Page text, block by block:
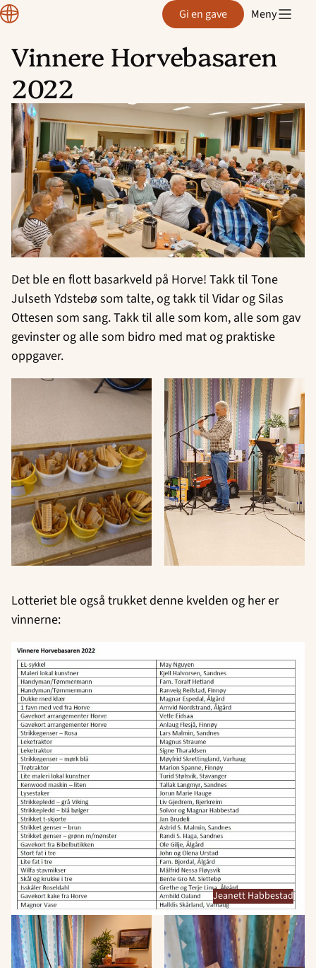
Hopp
til
innhold
Region
Rogaland Gi en gave Meny
Vinnere Horvebasaren
2022
Det ble en flott basarkveld på Horve! Takk til Tone
Julseth Ydstebø som talte, og takk til Vidar og Silas
Ottesen som sang. Takk til alle som kom, alle som gav
gevinster og alle som bidro med mat og praktiske
oppgaver.
Lotteriet ble også trukket denne kvelden og her er
vinnerne:
Jeanett Habbestad